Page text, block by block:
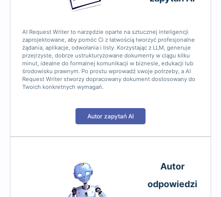
AI Request Writer to narzędzie oparte na sztucznej inteligencji
zaprojektowane, aby pomóc Ci z łatwością tworzyć profesjonalne
żądania, aplikacje, odwołania i listy. Korzystając z LLM, generuje
przejrzyste, dobrze ustrukturyzowane dokumenty w ciągu kilku
minut, idealne do formalnej komunikacji w biznesie, edukacji lub
środowisku prawnym. Po prostu wprowadź swoje potrzeby, a AI
Request Writer stworzy dopracowany dokument dostosowany do
Twoich konkretnych wymagań.
Autor zapytań AI
Autor
odpowiedzi